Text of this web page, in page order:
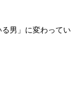
男」に変わってい